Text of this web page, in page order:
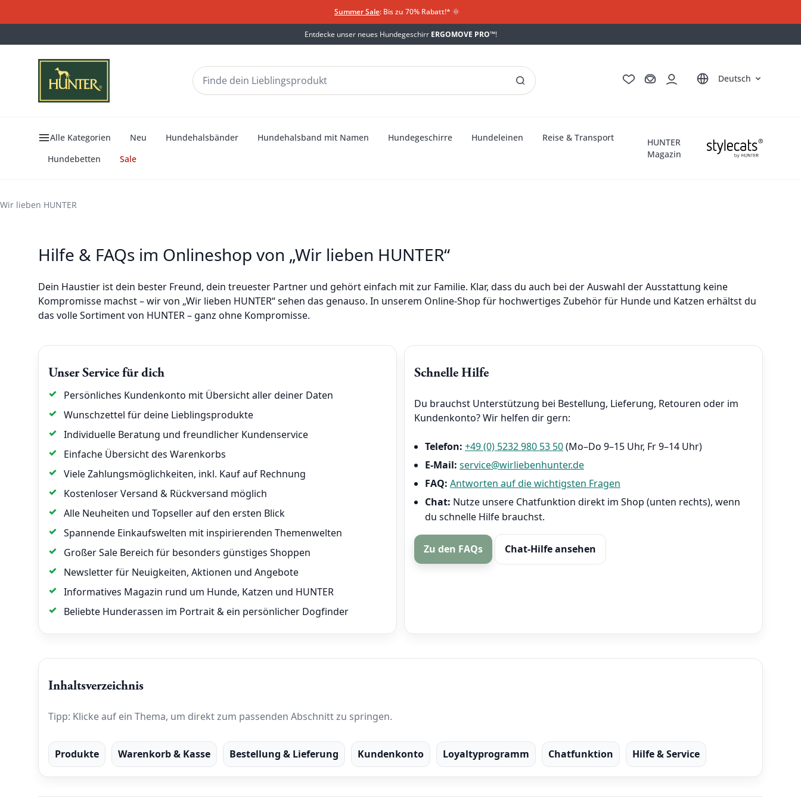
Summer Sale: Bis zu 70% Rabatt!* 🌞
Entdecke unser neues Hundegeschirr ERGOMOVE PRO™!
English
Français
Italiano
Nederlands
Deutsch
Alle Kategorien Neu Hundehalsbänder Hundehalsband mit Namen Hundegeschirre Hundeleinen
Reise & Transport
Hundebetten
Sale
HUNTER
Magazin
Wir lieben HUNTERAlles rund um dein Einkaufserlebnis
Hilfe & FAQs im Onlineshop von „Wir lieben HUNTER“
Dein Haustier ist dein bester Freund, dein treuester Partner und gehört einfach mit zur Familie. Klar, dass du auch bei der Auswahl der Ausstattung keine
Kompromisse machst – wir von „Wir lieben HUNTER“ sehen das genauso. In unserem Online-Shop für hochwertiges Zubehör für Hunde und Katzen erhältst du
das volle Sortiment von HUNTER – ganz ohne Kompromisse.
Unser Service für dich
Persönliches Kundenkonto mit Übersicht aller deiner Daten
Wunschzettel für deine Lieblingsprodukte
Individuelle Beratung und freundlicher Kundenservice
Einfache Übersicht des Warenkorbs
Viele Zahlungsmöglichkeiten, inkl. Kauf auf Rechnung
Kostenloser Versand & Rückversand möglich
Alle Neuheiten und Topseller auf den ersten Blick
Spannende Einkaufswelten mit inspirierenden Themenwelten
Großer Sale Bereich für besonders günstiges Shoppen
Newsletter für Neuigkeiten, Aktionen und Angebote
Informatives Magazin rund um Hunde, Katzen und HUNTER
Beliebte Hunderassen im Portrait & ein persönlicher Dogfinder
Schnelle Hilfe
Du brauchst Unterstützung bei Bestellung, Lieferung, Retouren oder im
Kundenkonto? Wir helfen dir gern:
Telefon: +49 (0) 5232 980 53 50(Mo–Do 9–15 Uhr, Fr 9–14 Uhr)
E-Mail: service@wirliebenhunter.de
FAQ: Antworten auf die wichtigsten Fragen
Chat: Nutze unsere Chatfunktion direkt im Shop (unten rechts), wenn
du schnelle Hilfe brauchst.
Zu den FAQs Chat-Hilfe ansehen
Inhaltsverzeichnis
Tipp: Klicke auf ein Thema, um direkt zum passenden Abschnitt zu springen.
Produkte Warenkorb & Kasse Bestellung & Lieferung Kundenkonto Loyaltyprogramm Chatfunktion Hilfe & Service